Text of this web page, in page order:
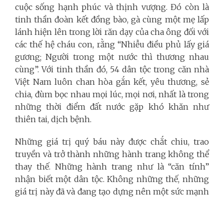
cuộc sống hạnh phúc và thịnh vượng. Đó còn là
tinh thần đoàn kết đồng bào, gà cùng một mẹ lấp
lánh hiện lên trong lời răn dạy của cha ông đối với
các thế hệ cháu con, rằng “Nhiễu điều phủ lấy giá
gương; Người trong một nước thì thương nhau
cùng”.Với tinh thần đó, 54 dân tộc trong căn nhà
Việt Nam luôn chan hòa gắn kết, yêu thương, sẻ
chia, đùm bọc nhau mọi lúc, mọi nơi, nhất là trong
những thời điểm đất nước gặp khó khăn như
thiên tai, dịch bệnh.
Những giá trị quý báu này được chắt chiu, trao
truyền và trở thành những hành trang không thể
thay thế. Những hành trang như là “căn tính”
nhận biết một dân tộc. Không những thế, những
giá trị này đã và đang tạo dựng nên một sức mạnh